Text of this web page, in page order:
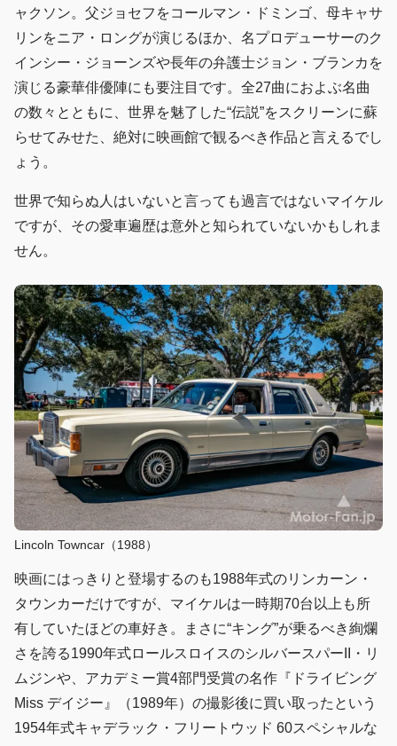
ャクソン。父ジョセフをコールマン・ドミンゴ、母キャサ
リンをニア・ロングが演じるほか、名プロデューサーのク
インシー・ジョーンズや長年の弁護士ジョン・ブランカを
演じる豪華俳優陣にも要注目です。全27曲におよぶ名曲
の数々とともに、世界を魅了した“伝説”をスクリーンに蘇
らせてみせた、絶対に映画館で観るべき作品と言えるでし
ょう。
世界で知らぬ人はいないと言っても過言ではないマイケル
ですが、その愛車遍歴は意外と知られていないかもしれま
せん。
Lincoln Towncar（1988）
映画にはっきりと登場するのも1988年式のリンカーン・
タウンカーだけですが、マイケルは一時期70台以上も所
有していたほどの車好き。まさに“キング”が乗るべき絢爛
さを誇る1990年式ロールスロイスのシルバースパーII・リ
ムジンや、アカデミー賞4部門受賞の名作『ドライビング
Miss デイジー』（1989年）の撮影後に買い取ったという
1954年式キャデラック・フリートウッド 60スペシャルな